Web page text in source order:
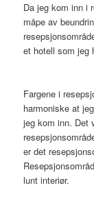
Da jeg kom inn i
måpe av
et hotell som jeg
Fargene i
harmoniske at
jeg kom inn. Det
er det
lunt interiør.